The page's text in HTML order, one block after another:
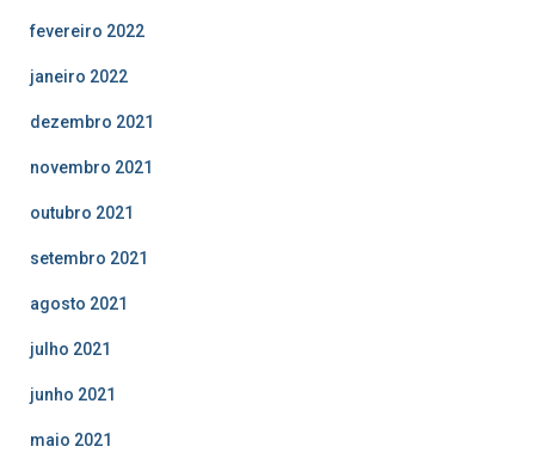
fevereiro 2022
janeiro 2022
dezembro 2021
novembro 2021
outubro 2021
setembro 2021
agosto 2021
julho 2021
junho 2021
maio 2021